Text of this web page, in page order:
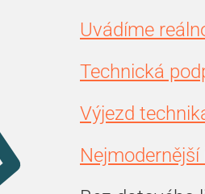
Uvádíme
Technická
Výjezd